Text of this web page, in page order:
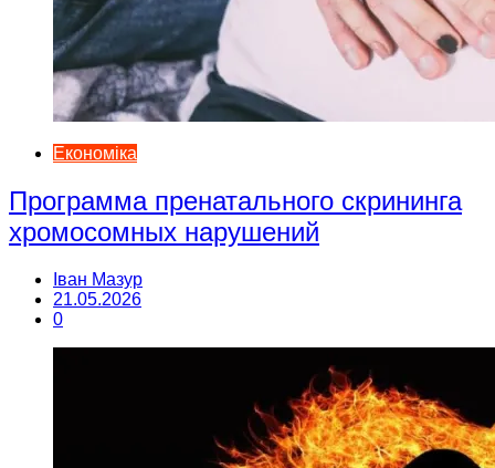
Економіка
Программа пренатального скрининга
хромосомных нарушений
Іван Мазур
21.05.2026
0